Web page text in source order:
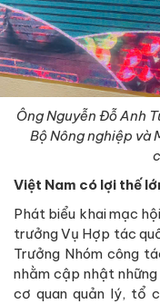
Ông Nguyễn Đỗ Anh
Bộ Nông nghiệp và
Việt Nam có lợi thế
Phát biểu khai mạc
trưởng Vụ Hợp tác
Trưởng Nhóm công
nhằm cập nhật
cơ quan quản lý, tổ